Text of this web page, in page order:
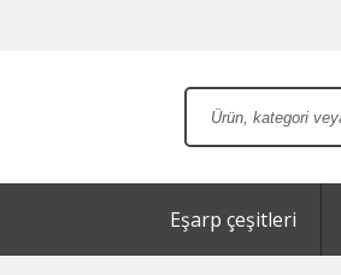
Eşarp çeşitleri